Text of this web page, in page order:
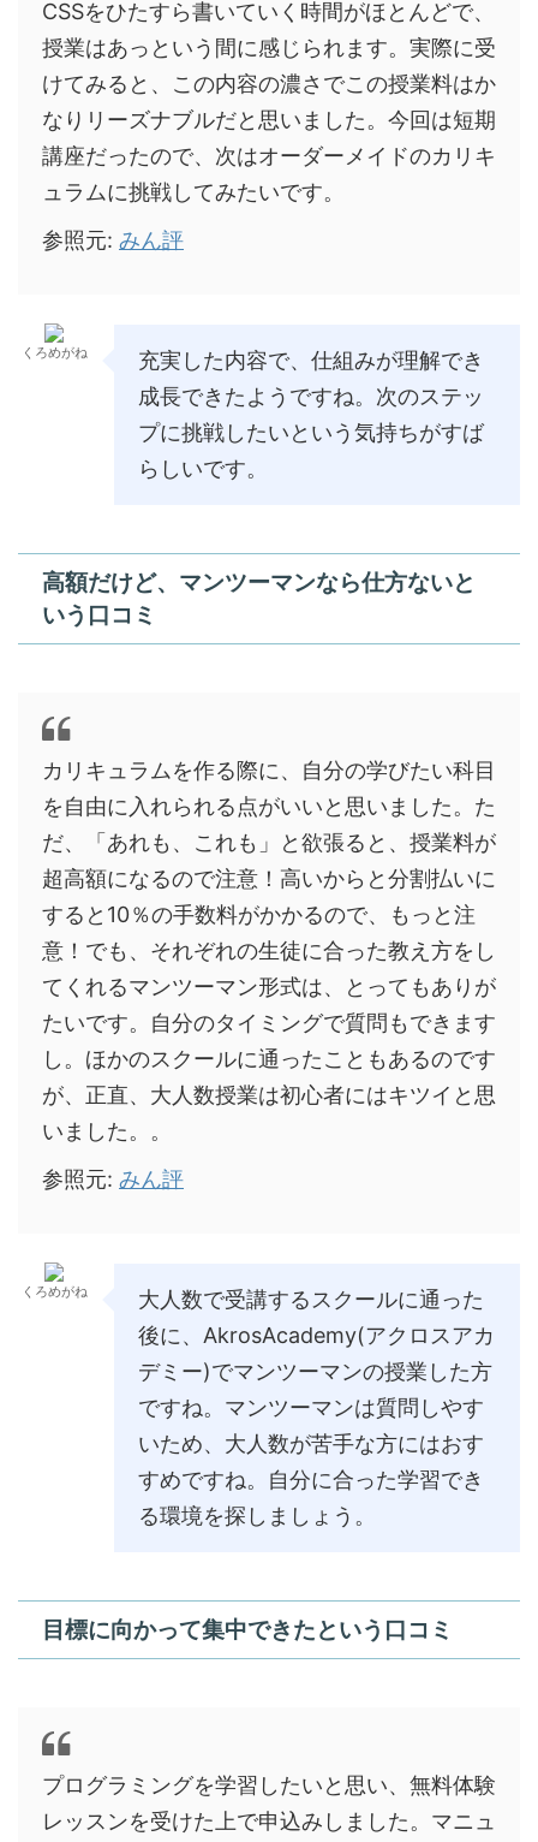
CSSをひたすら書いていく時間がほとんどで、
授業はあっという間に感じられます。実際に受
けてみると、この内容の濃さでこの授業料はか
なりリーズナブルだと思いました。今回は短期
講座だったので、次はオーダーメイドのカリキ
ュラムに挑戦してみたいです。
参照元: みん評
くろめがね
充実した内容で、仕組みが理解でき
成長できたようですね。次のステッ
プに挑戦したいという気持ちがすば
らしいです。
高額だけど、マンツーマンなら仕方ないと
いう口コミ
カリキュラムを作る際に、自分の学びたい科目
を自由に入れられる点がいいと思いました。た
だ、「あれも、これも」と欲張ると、授業料が
超高額になるので注意！高いからと分割払いに
すると10％の手数料がかかるので、もっと注
意！でも、それぞれの生徒に合った教え方をし
てくれるマンツーマン形式は、とってもありが
たいです。自分のタイミングで質問もできます
し。ほかのスクールに通ったこともあるのです
が、正直、大人数授業は初心者にはキツイと思
いました。。
参照元: みん評
くろめがね
大人数で受講するスクールに通った
後に、AkrosAcademy(アクロスアカ
デミー)でマンツーマンの授業した方
ですね。マンツーマンは質問しやす
いため、大人数が苦手な方にはおす
すめですね。自分に合った学習でき
る環境を探しましょう。
目標に向かって集中できたという口コミ
プログラミングを学習したいと思い、無料体験
レッスンを受けた上で申込みしました。マニュ